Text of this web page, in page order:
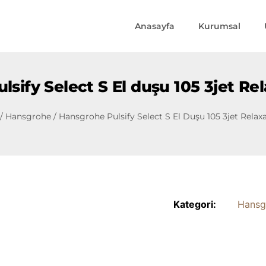
Anasayfa Kurumsal
Select S El duşu 105 3jet
Hansgrohe/ Hansgrohe Pulsify Select S El Duşu 105 3jet
Kategori: